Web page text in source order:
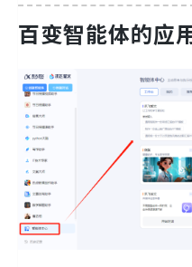
百变智能体的应